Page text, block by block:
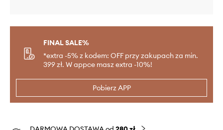
FINAL SALE%
*extra -5% z kodem: OFF przy zakupach za min.
399 zł. W appce masz extra -10%!
Pobierz APP